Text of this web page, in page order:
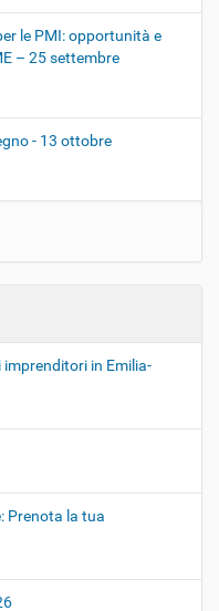
le PMI: opportunità e
– 25 settembre
- 13 ottobre
in Emilia-
Prenota la tua